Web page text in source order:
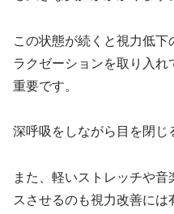
この状態が続くと視力低下
ラクゼーションを取り入
重要です。
深呼吸をしながら目を閉じ
また、軽いストレッチや
スさせるのも視力改善には